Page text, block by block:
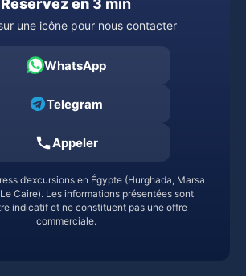
Réservez en 3 min
une icône pour nous contacter
WhatsApp
Telegram
Appeler
d’excursions en Égypte (Hurghada, Marsa
Caire). Les informations présentées sont
indicatif et ne constituent pas une offre
commerciale.